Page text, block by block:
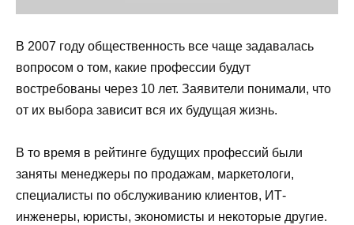
В 2007 году общественность все чаще задавалась
вопросом о том, какие профессии будут
востребованы через 10 лет. Заявители понимали, что
от их выбора зависит вся их будущая жизнь.
В то время в рейтинге будущих профессий были
заняты менеджеры по продажам, маркетологи,
специалисты по обслуживанию клиентов, ИТ-
инженеры, юристы, экономисты и некоторые другие.